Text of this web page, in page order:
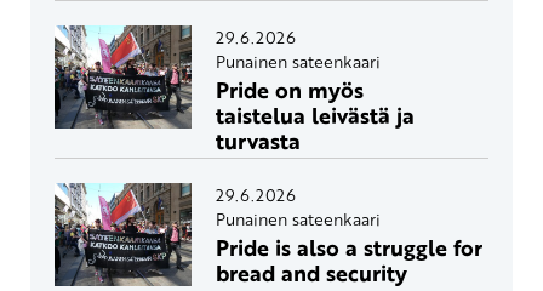
29.6.2026
Punainen sateenkaari
Pride on myös
taistelua leivästä ja
turvasta
29.6.2026
Punainen sateenkaari
Pride is also a struggle for
bread and security